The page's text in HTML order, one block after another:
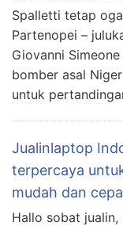
Spalletti tetap
Partenopei –
Giovanni
bomber asal
untuk
Jualinlaptop
terpercaya
mudah dan
Hallo sobat